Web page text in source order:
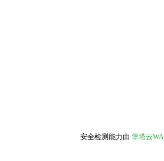
安全检测能力由 堡塔云